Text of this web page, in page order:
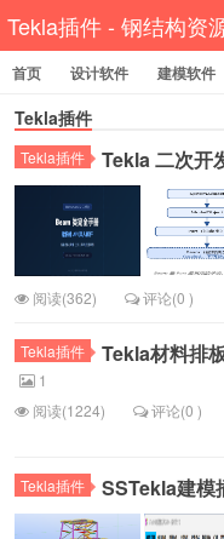
Tekla插件 - 钢结构资
首页 设计软件 建模软件
CAD插件
资讯教程
工程模型 关于
Tekla插件
Tekla插件 Tekla 二次开
阅读(362) 评论(0 )
Tekla插件 Tekla材料排
1
阅读(1224)
评论(0 )
Tekla插件 SSTekla建模